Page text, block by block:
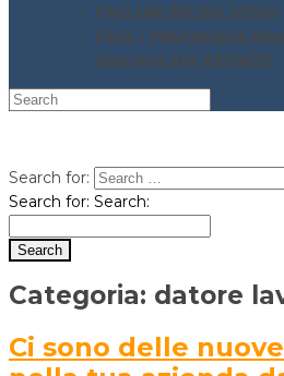
FAQ UNI EN ISO 37001
FAQ – Valutazione
Decreto DM 03/06/21
Search for:
Search for: Search:
Categoria: datore
Ci sono delle